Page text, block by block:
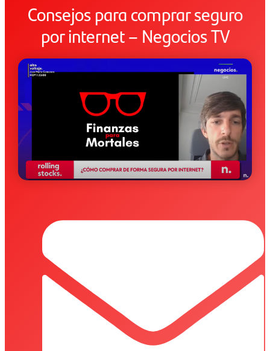
Consejos para comprar seguro
por internet – Negocios TV